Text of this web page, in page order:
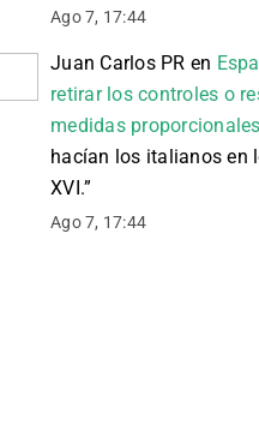
Ago 7, 17:44
Juan Carlos PR en
retirar los controles o
medidas proporcionales
hacían los italianos en
XVI.”
Ago 7, 17:44